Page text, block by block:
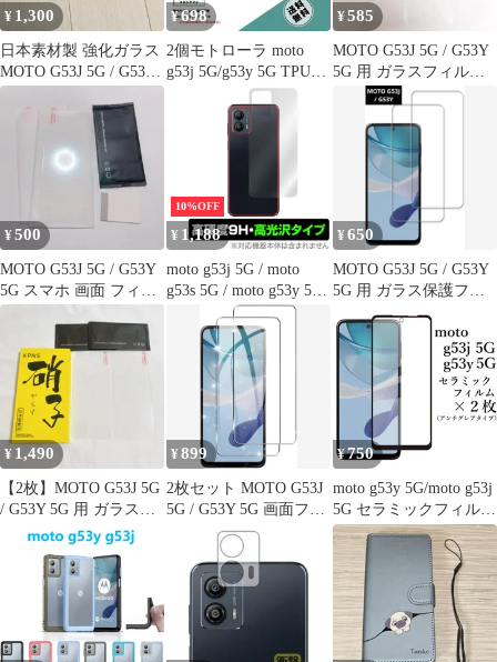
¥ 1,300
日本素材製 強化ガラス
MOTO G53J 5G / G53Y
5G 用
¥698
2個モトローラ moto
g53j 5G/g53y 5G TPUク
リアケースd
¥585
MOTO G53J 5G / G53Y
5G 用 ガラスフィルム
強化ガラス
¥500
MOTO G53J 5G / G53Y
5G スマホ 画面 フィル
ム 1枚
10%OFF
¥ 1,188
moto g53j 5G / moto
g53s 5G / moto g53y 5G
背面 保護 フィルム
OverLay 9H Brilliant モ
トローラ スマホ用 9H
高硬度 透明感 高光沢
¥650
MOTO G53J 5G / G53Y
5G 用 ガラス保護フィ
¥ 1,490
【2枚】MOTO G53J 5G
/ G53Y 5G 用 ガラスフ
ィルム
¥899
2枚セット MOTO G53J
5G / G53Y 5G 画面フィ
¥750
moto g53y 5G/moto g53j
5G セラミックフィルム
×2枚セット